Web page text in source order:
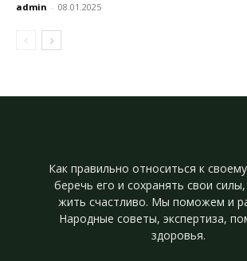
admin - 08.01.2025
Как правильно относиться к
беречь его и сохранять свои
жить счастливо. Мы поможем и
Народные советы, экспертиза,
здоровья.